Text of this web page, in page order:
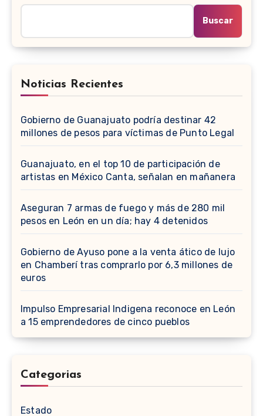
Buscar
Noticias Recientes
Gobierno de Guanajuato podría destinar 42
millones de pesos para víctimas de Punto Legal
Guanajuato, en el top 10 de participación de
artistas en México Canta, señalan en mañanera
Aseguran 7 armas de fuego y más de 280 mil
pesos en León en un día; hay 4 detenidos
Gobierno de Ayuso pone a la venta ático de lujo
en Chamberí tras comprarlo por 6,3 millones de
euros
Impulso Empresarial Indigena reconoce en León
a 15 emprendedores de cinco pueblos
Categorias
Estado